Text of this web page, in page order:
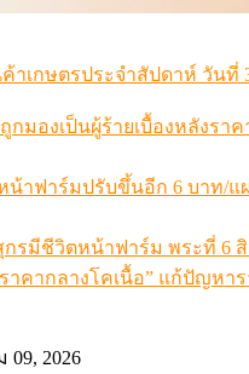
าเกษตรประจำสัปดาห์ วันที่
กมองเป็นผู้ร้ายเบื้องหลังรา
น้าฟาร์มปรับขึ้นอีก 6 บาท/แผ
รมีชีวิตหน้าฟาร์ม พระที่ 6 สิ
าคากลางโคเนื้อ” แก้ปัญหา
2026